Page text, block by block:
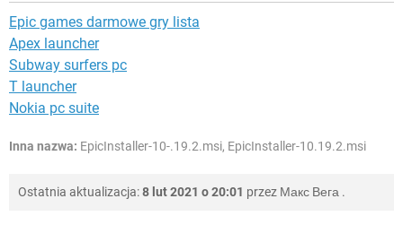
Epic games darmowe gry lista
Apex launcher
Subway surfers pc
T launcher
Nokia pc suite
Inna nazwa: EpicInstaller-10-.19.2.msi, EpicInstaller-10.19.2.msi
Ostatnia aktualizacja:8 lut 2021 o 20:01 przez Макс Вега .